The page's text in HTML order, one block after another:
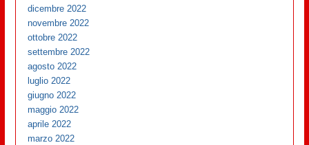
dicembre 2022
novembre 2022
ottobre 2022
settembre 2022
agosto 2022
luglio 2022
giugno 2022
maggio 2022
aprile 2022
marzo 2022